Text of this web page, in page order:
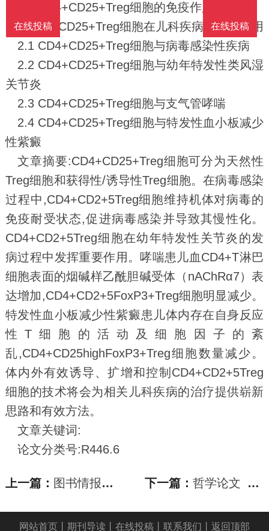
1.4 CD4+CD25+Treg细胞的免疫作用机制
2 CD4+CD25+Treg细胞在儿科疾病的临床应用
2.1 CD4+CD25+Treg细胞与病毒感染性疾病
2.2 CD4+CD25+Treg细胞与幼年特发性类风湿
关节炎
2.3 CD4+CD25+Treg细胞与支气管哮喘
2.4 CD4+CD25+Treg细胞与特发性血小板减少
性紫癜
文章摘要:CD4+CD25+Treg细胞可分为天然性
Treg细胞和获得性/诱导性Treg细胞。在病毒感染
过程中,CD4+CD2+5Treg细胞维持机体对病毒的
免疫耐受状态,促进病毒感染并导致其慢性化。
CD4+CD2+5Treg细胞在幼年特发性关节炎的发
病过程中发挥重要作用。哮喘患儿血CD4+T淋巴
细胞表面的烟碱样乙酰胆碱受体（nAChRα7）表
达增加,CD4+CD2+5FoxP3+Treg细胞明显减少。
特发性血小板减少性紫癜患儿体内存在自身反应
性T细胞的活动及细胞因子的紊
乱,CD4+CD25highFoxP3+Treg细胞数量减少。
体内外有效诱导、扩增和控制CD4+CD2+5Treg
细胞的技术将会为相关儿科疾病的治疗提供崭新
思路和有效方法。
文章关键词:
论文分类号:R446.6
上一篇： 图书情报与数字图书馆论文_2008—2012年《中华 下一篇：哲学论文_维特根斯坦是实用主义者吗——一项学
网站首页 期刊导读 在线投稿 联系我们 返回顶部
在线投稿
在线投稿